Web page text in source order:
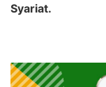
Syariat.